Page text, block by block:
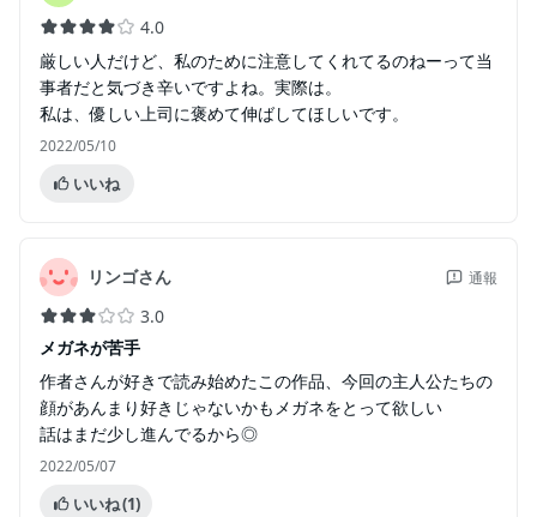
4.0
厳しい人だけど、私のために注意してくれてるのねーって当
事者だと気づき辛いですよね。実際は。
私は、優しい上司に褒めて伸ばしてほしいです。
2022/05/10
いいね
リンゴさん 通報
3.0
メガネが苦手
作者さんが好きで読み始めたこの作品、今回の主人公たちの
顔があんまり好きじゃないかもメガネをとって欲しい
話はまだ少し進んでるから◎
2022/05/07
いいね(1)